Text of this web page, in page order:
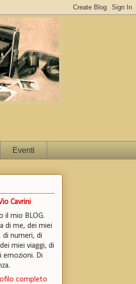
Eventi
Cavrini
il mio BLOG.
di me, dei miei
di numeri, di
miei viaggi, di
Di
completo